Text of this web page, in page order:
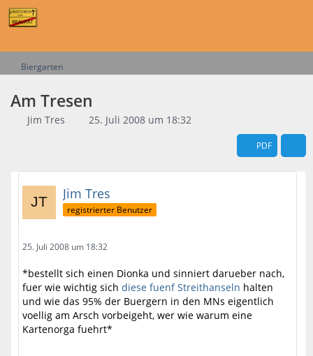
Biergarten
Am Tresen
Jim Tres 25. Juli 2008 um 18:32
PDF
Jim Tres
registrierter Benutzer
25. Juli 2008 um 18:32
*bestellt sich einen Dionka und sinniert darueber nach,
fuer wie wichtig sich diese fuenf Streithanseln halten
und wie das 95% der Buergern in den MNs eigentlich
voellig am Arsch vorbeigeht, wer wie warum eine
Kartenorga fuehrt*